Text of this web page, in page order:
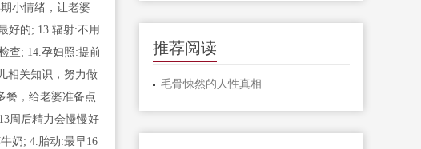
小情绪，让老婆
好的; 13.辐射:不用
查; 14.孕妇照:提前
相关知识，努力做
餐，给老婆准备点
周后精力会慢慢好
奶; 4.胎动:最早16
推荐阅读
毛骨悚然的人性真相